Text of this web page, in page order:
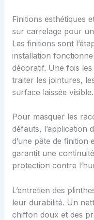
Finitions esthétiques
sur carrelage pour
Les finitions sont
installation
décoratif. Une fois
traiter les jointures,
surface laissée visible.
Pour masquer les
défauts, l’application
d’une pâte de finition
garantit une
protection contre
L’entretien des
leur durabilité. Un
chiffon doux et des